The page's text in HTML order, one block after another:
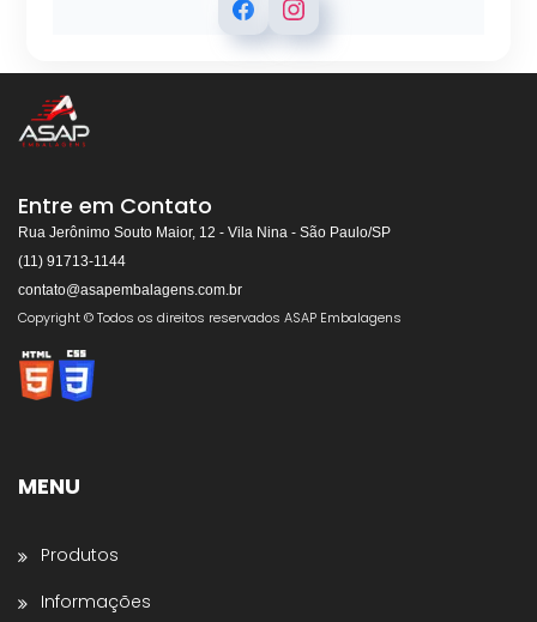
Respondemos rapidamente
👋Olá! Bem-vindo!
Somos especialistas em
Envolvedoras, Filme Stretch, Fitas de Arquear,
Selos para Fitas de Arquear, Aplicador de Filme
Preencha os dados abaixo e o atendimento
Entre em Contato
Rua Jerônimo Souto Maior, 12 - Vila Nina - São Paulo/SP
(11) 91713-1144
contato@asapembalagens.com.br
Copyright © Todos os direitos reservados ASAP Embalagens
MENU
Produtos
Informações